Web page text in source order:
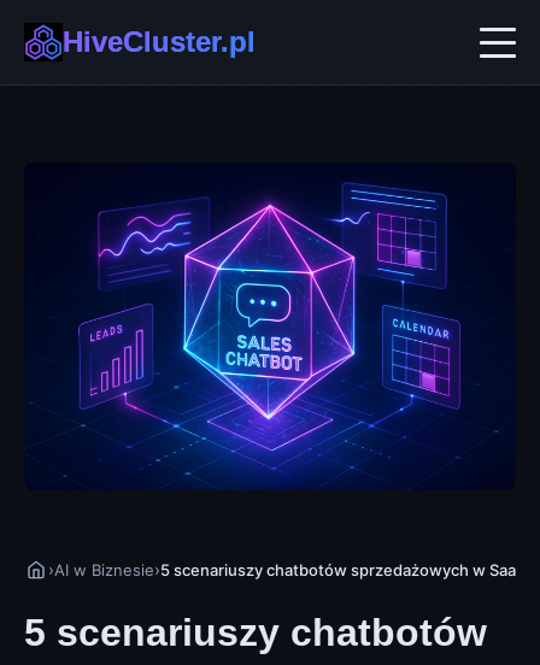
HiveCluster.pl
Automatyzacja i No-code
Ekosystemy B2B
Technologie Przyszłości
›AI w Biznesie›5 scenariuszy chatbotów sprzedażowych w SaaS
5 scenariuszy chatbotów